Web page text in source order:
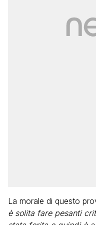
La morale di questo
è solita fare pesanti